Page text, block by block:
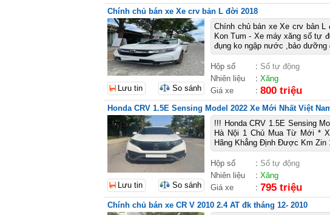
Chính chủ bán xe Xe crv bản L đời 2018
Chính chủ bán xe Xe crv bản
Kon Tum - Xe máy xăng số tự
đụng ko ngập nước ,bảo dưỡng
Hộp số : Số tự động
Nhiên liệu
: Xăng
Giá xe
: 800 triệu
Lưu tin So sánh
Honda CRV 1.5E Sensing Model 2022 Xe Mới Nhất Việt
!!! Honda CRV 1.5E Sensing
Hà Nội 1 Chủ Mua Từ Mới *
Hãng Khẳng Định Được Km Zin
Hộp số : Số tự động
Nhiên liệu
: Xăng
Giá xe
: 795 triệu
Lưu tin So sánh
Chính chủ bán xe CR V 2010 2.4 AT đk tháng 12- 2010